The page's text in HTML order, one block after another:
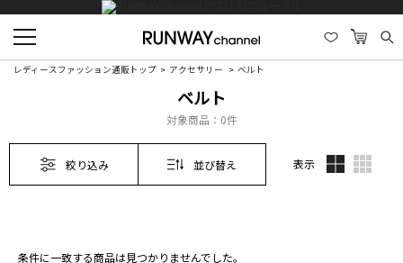
レディースファッション通販トップ アクセサリー ベルト
ベルト
対象商品： 0件
絞り込み 並び替え 表示
条件に一致する商品は見つかりませんでした。